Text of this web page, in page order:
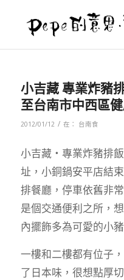
小吉藏 專業炸豬
至台南市中西區
2012/01/12 / 在： 台南食
小吉藏‧專業炸豬排
址，小銅鍋安平店結
排餐廳，停車依舊非
是個交通便利之所，
內擺飾多為可愛的小豬
一樓和二樓都有位子
了日本味，很想點厚